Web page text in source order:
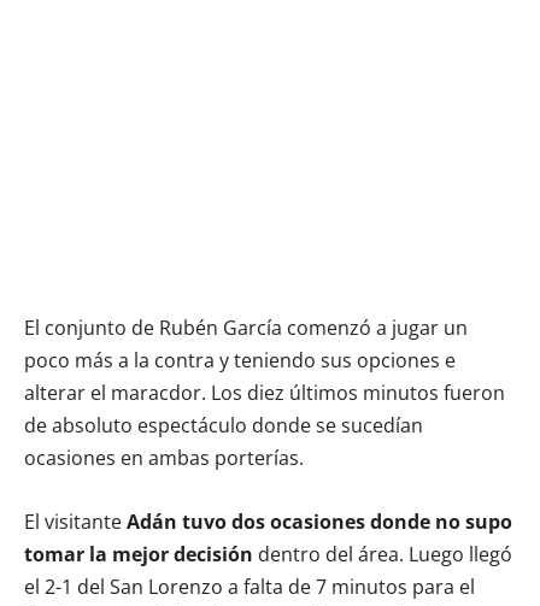
El conjunto de Rubén García comenzó a jugar un
poco más a la contra y teniendo sus opciones e
alterar el maracdor. Los diez últimos minutos fueron
de absoluto espectáculo donde se sucedían
ocasiones en ambas porterías.
El visitanteAdán tuvo dos ocasiones donde no supo
tomar la mejor decisión dentro del área. Luego llegó
el 2-1 del San Lorenzo a falta de 7 minutos para el